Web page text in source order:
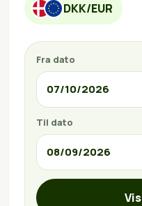
DKK/EUR
Fra dato
Til dato